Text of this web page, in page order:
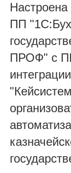
ПП
ПРОФ" с